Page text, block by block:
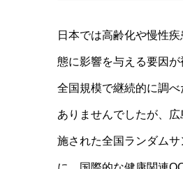
日本では高齢化や慢性
態に影響を与える要因
全国規模で継続的に調
ありませんでしたが、
施された全国ランダム